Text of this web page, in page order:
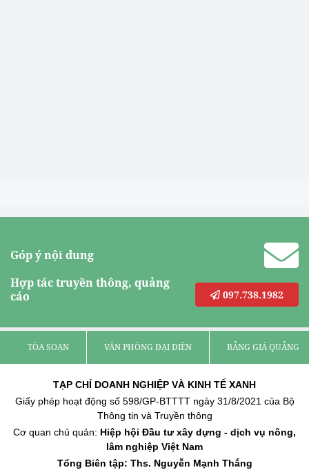
Góp ý nội dung
Hợp tác truyền thông, quảng
cáo
097.738.1982
TÒA SOẠN VĂN PHÒNG ĐẠI DIỆN BẢNG GIÁ QUẢNG
TẠP CHÍ DOANH NGHIỆP VÀ KINH TẾ XANH
Giấy phép hoạt động số 598/GP-BTTTT ngày 31/8/2021 của Bộ
Thông tin và Truyền thông
Cơ quan chủ quản: Hiệp hội Đầu tư xây dựng - dịch vụ nông,
lâm nghiệp Việt Nam
Tổng Biên tập: Ths. Nguyễn Mạnh Thắng